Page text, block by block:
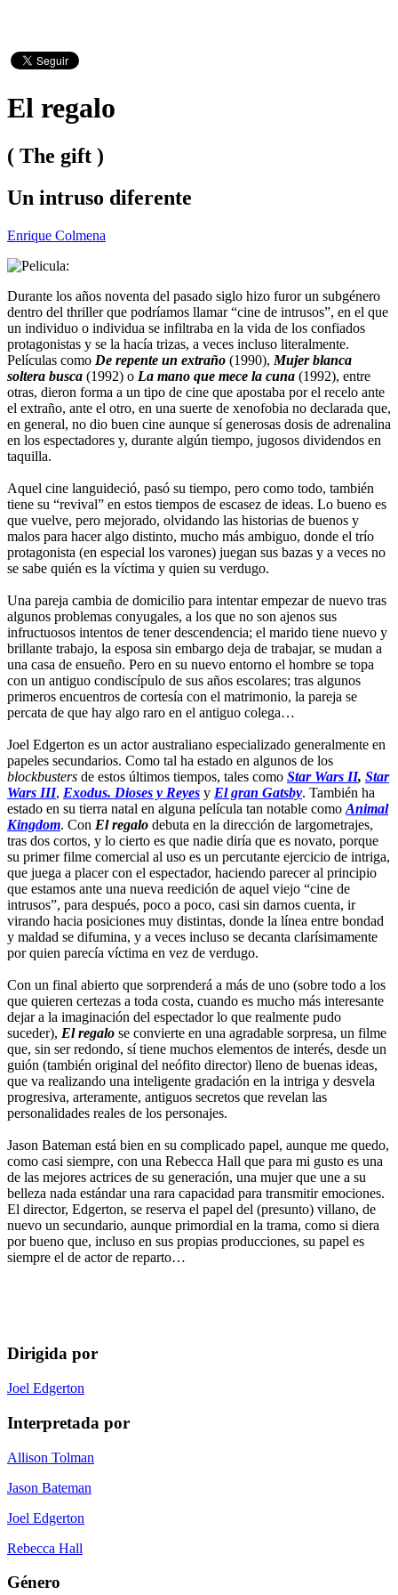
El regalo
( The gift )
Un intruso diferente
Enrique Colmena
Durante los años noventa del pasado siglo hizo furor un subgénero
dentro del thriller que podríamos llamar “cine de intrusos”, en el que
un individuo o individua se infiltraba en la vida de los confiados
protagonistas y se la hacía trizas, a veces incluso literalmente.
Películas como De repente un extraño (1990), Mujer blanca
soltera busca (1992) o La mano que mece la cuna (1992), entre
otras, dieron forma a un tipo de cine que apostaba por el recelo ante
el extraño, ante el otro, en una suerte de xenofobia no declarada que,
en general, no dio buen cine aunque sí generosas dosis de adrenalina
en los espectadores y, durante algún tiempo, jugosos dividendos en
taquilla.
Aquel cine languideció, pasó su tiempo, pero como todo, también
tiene su “revival” en estos tiempos de escasez de ideas. Lo bueno es
que vuelve, pero mejorado, olvidando las historias de buenos y
malos para hacer algo distinto, mucho más ambiguo, donde el trío
protagonista (en especial los varones) juegan sus bazas y a veces no
se sabe quién es la víctima y quien su verdugo.
Una pareja cambia de domicilio para intentar empezar de nuevo tras
algunos problemas conyugales, a los que no son ajenos sus
infructuosos intentos de tener descendencia; el marido tiene nuevo y
brillante trabajo, la esposa sin embargo deja de trabajar, se mudan a
una casa de ensueño. Pero en su nuevo entorno el hombre se topa
con un antiguo condiscípulo de sus años escolares; tras algunos
primeros encuentros de cortesía con el matrimonio, la pareja se
percata de que hay algo raro en el antiguo colega…
Joel Edgerton es un actor australiano especializado generalmente en
papeles secundarios. Como tal ha estado en algunos de los
blockbusters de estos últimos tiempos, tales como Star Wars II, Star
Wars III, Exodus. Dioses y Reyes y El gran Gatsby. También ha
estado en su tierra natal en alguna película tan notable como Animal
Kingdom. Con El regalo debuta en la dirección de largometrajes,
tras dos cortos, y lo cierto es que nadie diría que es novato, porque
su primer filme comercial al uso es un percutante ejercicio de intriga,
que juega a placer con el espectador, haciendo parecer al principio
que estamos ante una nueva reedición de aquel viejo “cine de
intrusos”, para después, poco a poco, casi sin darnos cuenta, ir
virando hacia posiciones muy distintas, donde la línea entre bondad
y maldad se difumina, y a veces incluso se decanta clarísimamente
por quien parecía víctima en vez de verdugo.
Con un final abierto que sorprenderá a más de uno (sobre todo a los
que quieren certezas a toda costa, cuando es mucho más interesante
dejar a la imaginación del espectador lo que realmente pudo
suceder), El regalo se convierte en una agradable sorpresa, un filme
que, sin ser redondo, sí tiene muchos elementos de interés, desde un
guión (también original del neófito director) lleno de buenas ideas,
que va realizando una inteligente gradación en la intriga y desvela
progresiva, arteramente, antiguos secretos que revelan las
personalidades reales de los personajes.
Jason Bateman está bien en su complicado papel, aunque me quedo,
como casi siempre, con una Rebecca Hall que para mi gusto es una
de las mejores actrices de su generación, una mujer que une a su
belleza nada estándar una rara capacidad para transmitir emociones.
El director, Edgerton, se reserva el papel del (presunto) villano, de
nuevo un secundario, aunque primordial en la trama, como si diera
por bueno que, incluso en sus propias producciones, su papel es
siempre el de actor de reparto…
Dirigida por
Joel Edgerton
Interpretada por
Allison Tolman
Jason Bateman
Joel Edgerton
Rebecca Hall
Género